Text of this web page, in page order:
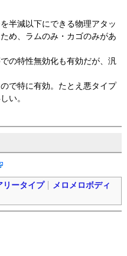
半減以下にできる物理アタッ
め、ラムのみ・カゴのみがあ
の特性無効化も有効だが、汎
で特に有効。たとえ悪タイプ
い。
リータイプ
メロメロボディ